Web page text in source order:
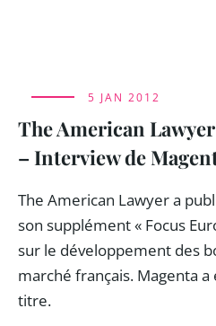
5 JAN 2012
The American
– Interview de
The American Lawyer a
son supplément « Focus
sur le développement des
marché français. Magenta
titre.